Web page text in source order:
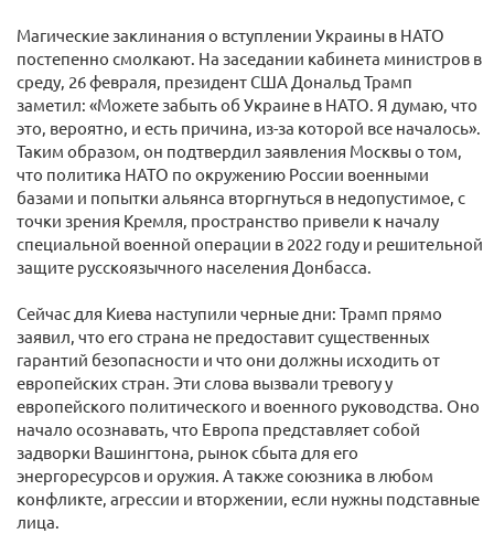
Магические заклинания о вступлении Украины в НАТО
постепенно смолкают. На заседании кабинета министров в
среду, 26 февраля, президент США Дональд Трамп
заметил: «Можете забыть об Украине в НАТО. Я думаю, что
это, вероятно, и есть причина, из-за которой все началось».
Таким образом, он подтвердил заявления Москвы о том,
что политика НАТО по окружению России военными
базами и попытки альянса вторгнуться в недопустимое, с
точки зрения Кремля, пространство привели к началу
специальной военной операции в 2022 году и решительной
защите русскоязычного населения Донбасса.
Сейчас для Киева наступили черные дни: Трамп прямо
заявил, что его страна не предоставит существенных
гарантий безопасности и что они должны исходить от
европейских стран. Эти слова вызвали тревогу у
европейского политического и военного руководства. Оно
начало осознавать, что Европа представляет собой
задворки Вашингтона, рынок сбыта для его
энергоресурсов и оружия. А также союзника в любом
конфликте, агрессии и вторжении, если нужны подставные
лица.